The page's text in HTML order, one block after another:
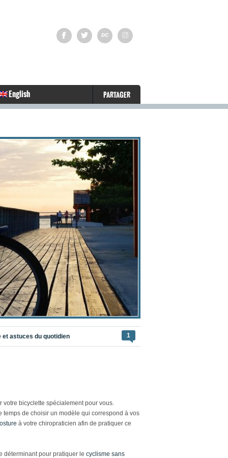
English PARTAGER
et astuces du quotidien 1
bicyclette spécialement pour vous.
temps de choisir un modèle qui correspond à vos
à votre chiropraticien afin de pratiquer ce
déterminant pour pratiquer le cyclisme sans